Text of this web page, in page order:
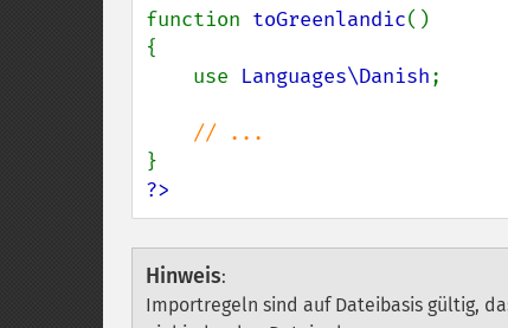
function toGreenlandic()
{
    use
Languages\Danish;
?>
Hinweis:
Importregeln sind auf Dateibasis gültig,